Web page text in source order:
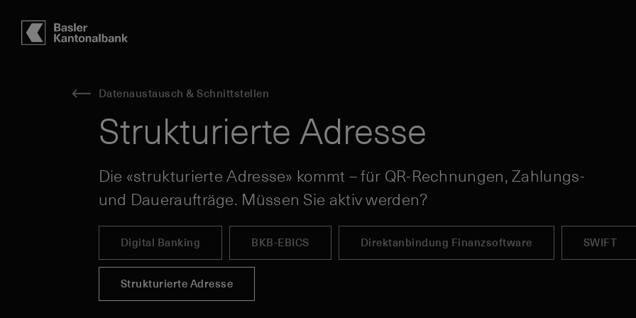
Datenaustausch & Schnittstellen
Strukturierte Adresse
Die «strukturierte Adresse» kommt – für QR-Rechnungen, Zahlungs-
und Daueraufträge. Müssen Sie aktiv werden?
Digital Banking BKB-EBICS Direktanbindung Finanzsoftware SWIFT
Strukturierte Adresse